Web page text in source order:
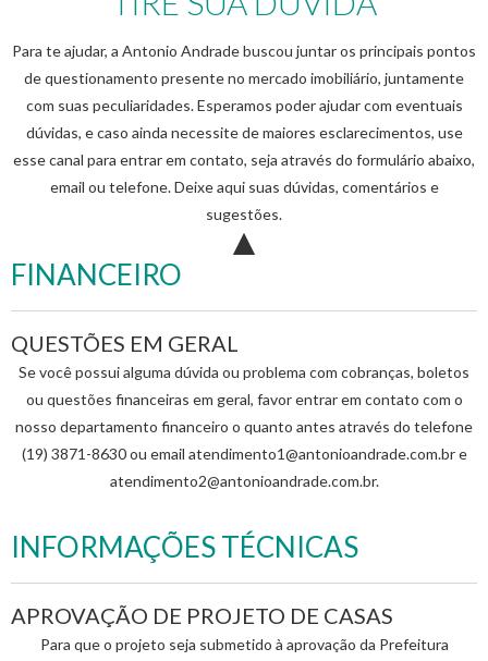
Para te ajudar, a Antonio Andrade buscou juntar os principais pontos
de questionamento presente no mercado imobiliário, juntamente
com suas peculiaridades. Esperamos poder ajudar com eventuais
dúvidas, e caso ainda necessite de maiores esclarecimentos, use
esse canal para entrar em contato, seja através do formulário abaixo,
email ou telefone. Deixe aqui suas dúvidas, comentários e
sugestões.
FINANCEIRO
QUESTÕES EM GERAL
Se você possui alguma dúvida ou problema com cobranças, boletos
ou questões financeiras em geral, favor entrar em contato com o
nosso departamento financeiro o quanto antes através do telefone
(19) 3871-8630 ou email atendimento1@antonioandrade.com.br e
atendimento2@antonioandrade.com.br.
INFORMAÇÕES TÉCNICAS
APROVAÇÃO DE PROJETO DE CASAS
Para que o projeto seja submetido à aprovação da Prefeitura